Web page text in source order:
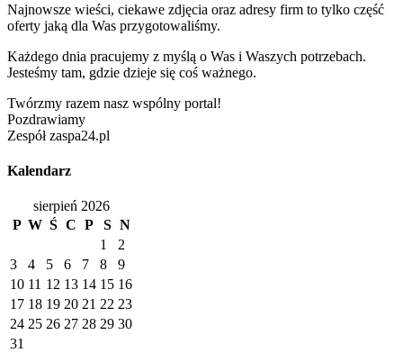
Najnowsze wieści, ciekawe zdjęcia oraz adresy firm to tylko część
oferty jaką dla Was przygotowaliśmy.
Każdego dnia pracujemy z myślą o Was i Waszych potrzebach.
Jesteśmy tam, gdzie dzieje się coś ważnego.
Twórzmy razem nasz wspólny portal!
Pozdrawiamy
Zespół zaspa24.pl
Kalendarz
sierpień 2026
P W Ś C P S N
1
2
3
4 5 6 7 8
9
10 11 12 13 14 15 16
17 18 19 20 21 22 23
24 25 26 27 28 29 30
31